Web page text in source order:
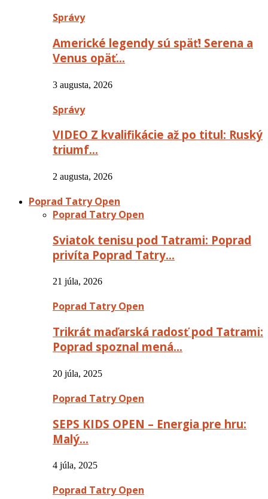
Správy
Americké legendy sú späť! Serena a
Venus opäť…
3 augusta, 2026
Správy
VIDEO Z kvalifikácie až po titul: Ruský
triumf…
2 augusta, 2026
Poprad Tatry Open
Poprad Tatry Open
Sviatok tenisu pod Tatrami: Poprad
privíta Poprad Tatry…
21 júla, 2026
Poprad Tatry Open
Trikrát maďarská radosť pod Tatrami:
Poprad spoznal mená…
20 júla, 2025
Poprad Tatry Open
SEPS KIDS OPEN – Energia pre hru:
Malý…
4 júla, 2025
Poprad Tatry Open